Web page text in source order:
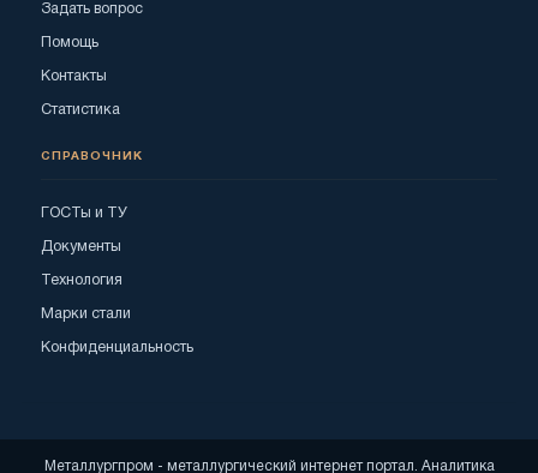
Задать вопрос
Помощь
Контакты
Статистика
СПРАВОЧНИК
ГОСТы и ТУ
Документы
Технология
Марки стали
Конфиденциальность
Металлургпром - металлургический интернет портал. Аналитика